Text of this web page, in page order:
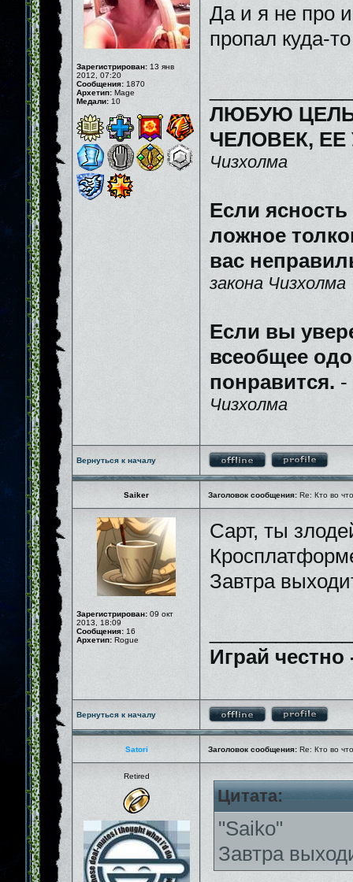
Зарегистрирован: 13 янв
2012, 07:20
Сообщения: 1870
Архетип: Mage
Медали: 10
Да и я не про
пропал куда-
ЛЮБУЮ
ЧЕЛОВЕК,
Чизхолма
Если
ложное
вас
закона Чизхолма
Если вы
всеобщее
понравится. -
Чизхолма
Вернуться к началу
Saiker Заголовок сообщения: Re: Кто во
Зарегистрирован: 09 окт
2013, 18:09
Сообщения: 16
Архетип: Rogue
Сарт, ты
Завтра
Играй
Вернуться к началу
Satori Заголовок сообщения: Re: Кто во
Retired
Цитата:
"Saiko"
Завтра